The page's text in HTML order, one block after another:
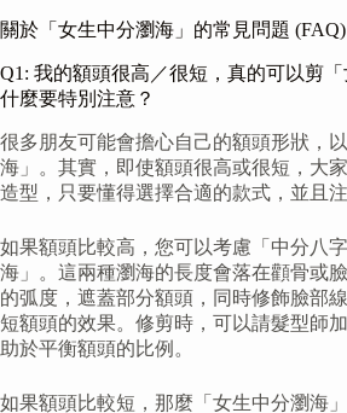
關於「女生中分瀏海」的常見問題 (FAQ)
Q1: 我的額頭很高／很短，真的可以剪
什麼要特別注意？
很多朋友可能會擔心自己的額頭形狀，
海」。其實，即使額頭很高或很短，大
造型，只要懂得選擇合適的款式，並且注
如果額頭比較高，您可以考慮「中分八
海」。這兩種瀏海的長度會落在顴骨或
的弧度，遮蓋部分額頭，同時修飾臉部
短額頭的效果。修剪時，可以請髮型師
助於平衡額頭的比例。
如果額頭比較短，那麼「女生中分瀏海